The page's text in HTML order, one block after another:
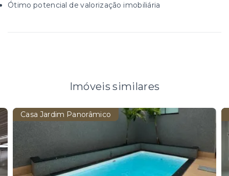
Ótimo potencial de valorização imobiliária
Imóveis similares
Casa Jardim Panorâmico